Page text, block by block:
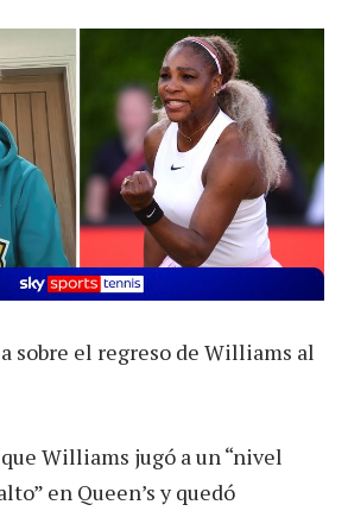
sobre el regreso de Williams al
Williams jugó a un “nivel
en Queen’s y quedó